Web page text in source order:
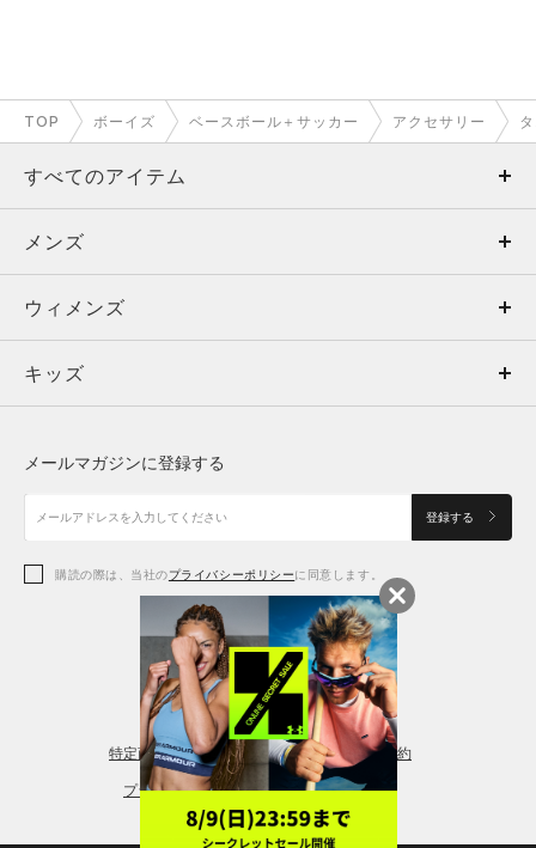
TOP ボーイズ ベースボール＋サッカー アクセサリー
すべてのアイテム
メンズ
ウィメンズ
キッズ
アクセサリー
メンズ
トップス
ボトムス
アクセサリー
ウィメンズ
トップス
シューズ
アクセサリー
レギンス＆タイツ
キッズ
シューズ
メールマガジンに登録する
登録する
購読の際は、当社のプライバシーポリシーに同意します。
特定商取引法に基づく通販の表記 会員規約
プライバシーポリシー